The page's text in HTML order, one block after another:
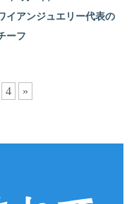
イアンジュエリー代表の
ーフ
4 »